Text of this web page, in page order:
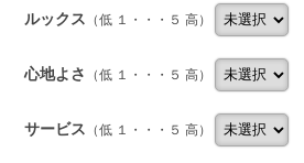
ルックス （低 １・・・５ 高）
心地よさ （低 １・・・５ 高）
サービス （低 １・・・５ 高）